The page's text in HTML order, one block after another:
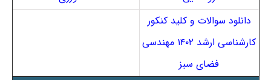
دانلود سوالات و کلید کنکور
کارشناسی ارشد ۱۴۰۲ مهندسی
فضای سبز